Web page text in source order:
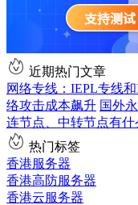
近期热门文章
网络专线：IEPL专线
络攻击成本飙升 国外
连节点、中转节点有什
热门标签
香港服务器
香港高防服务器
香港云服务器